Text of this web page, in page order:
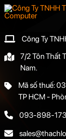
Công Ty
7/2 Tôn Thất
Nam.
Mã số thuế:
TP HCM -
093-898-